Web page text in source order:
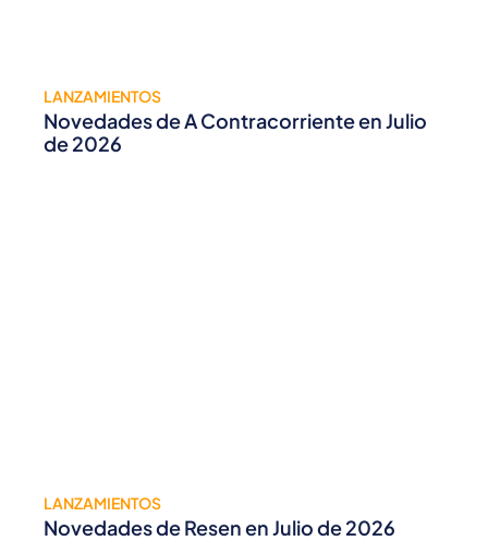
LANZAMIENTOS
Novedades de A Contracorriente en Julio
de 2026
LANZAMIENTOS
Novedades de Resen en Julio de 2026